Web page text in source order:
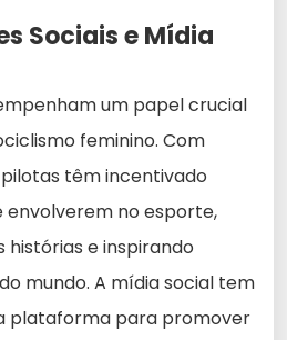
Sociais e Mídia
um papel crucial
feminino. Com
têm incentivado
envolverem no esporte,
e inspirando
mundo. A mídia social tem
plataforma para promover